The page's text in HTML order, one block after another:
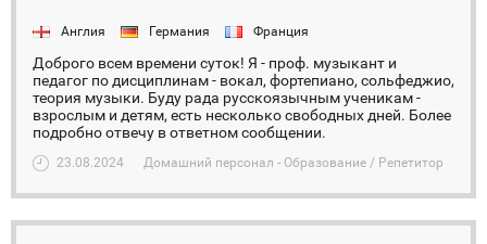
Англия Германия Франция
Доброго всем времени суток! Я - проф. музыкант и
педагог по дисциплинам - вокал, фортепиано, сольфеджио,
теория музыки. Буду рада русскоязычным ученикам -
взрослым и детям, есть несколько свободных дней. Более
подробно отвечу в ответном сообщении.
23.08.2024 Домашний персонал - Образование / Репетитор